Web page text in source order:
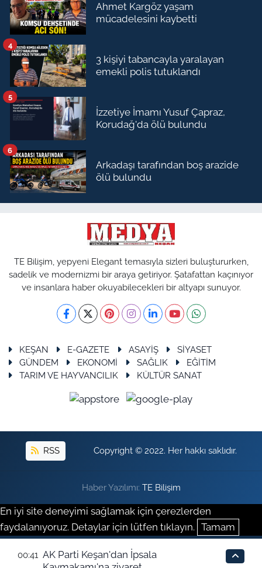
Ahmet Kargöz yaşam
mücadelesini kaybetti
3 kişiyi tabancayla yaralayan
emekli polis tutuklandı
4
İzzetiye İmamı Yusuf Çapraz,
Korudağ'da ölü bulundu
5
Arkadaşı tarafından boş arazide
ölü bulundu
6
TE Bilişim, yepyeni Elegant temasıyla sizleri buluştururken,
sadelik ve modernizmi bir araya getiriyor. Şatafattan kaçınıyor
ve insanlara haber okuyabilecekleri bir altyapı sunuyor.
KEŞAN E-GAZETE ASAYİŞ
SİYASET
GÜNDEM
EKONOMİ SAĞLIK
EĞİTİM
TARIM VE HAYVANCILIK
KÜLTÜR SANAT
RSS Copyright © 2022. Her hakkı saklıdır.
Haber Yazılımı: TE Bilişim
En iyi site deneyimi sağlamak için çerezlerden
faydalanıyoruz. Detaylar için lütfen tıklayın. Tamam
00:41 AK Parti Keşan'dan İpsala